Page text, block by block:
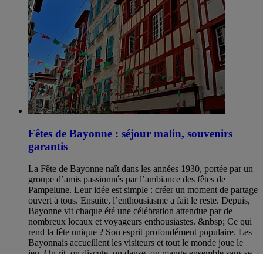
Fêtes de Bayonne : séjour malin, souvenirs
garantis
La Fête de Bayonne naît dans les années 1930, portée par un
groupe d’amis passionnés par l’ambiance des fêtes de
Pampelune. Leur idée est simple : créer un moment de partage
ouvert à tous. Ensuite, l’enthousiasme a fait le reste. Depuis,
Bayonne vit chaque été une célébration attendue par de
nombreux locaux et voyageurs enthousiastes. &nbsp; Ce qui
rend la fête unique ? Son esprit profondément populaire. Les
Bayonnais accueillent les visiteurs et tout le monde joue le